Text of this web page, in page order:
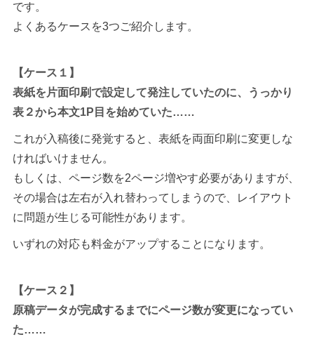
です。
よくあるケースを3つご紹介します。
【ケース１】
表紙を片面印刷で設定して発注していたのに、うっかり
表２から本文1P目を始めていた……
これが入稿後に発覚すると、表紙を両面印刷に変更しな
ければいけません。
もしくは、ページ数を2ページ増やす必要がありますが、
その場合は左右が入れ替わってしまうので、レイアウト
に問題が生じる可能性があります。
いずれの対応も料金がアップすることになります。
【ケース２】
原稿データが完成するまでにページ数が変更になってい
た……